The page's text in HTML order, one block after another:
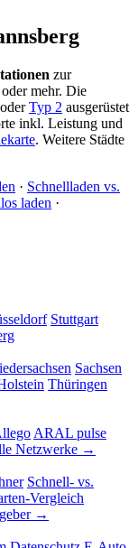
zur
mehr. Die
Typ 2 ausgerüstet
inkl. Leistung und
. Weitere Städte
· Schnellladen vs.
laden ·
Stuttgart
Sachsen
Thüringen
ARAL pulse
Netzwerke →
Schnell- vs.
Vergleich
→